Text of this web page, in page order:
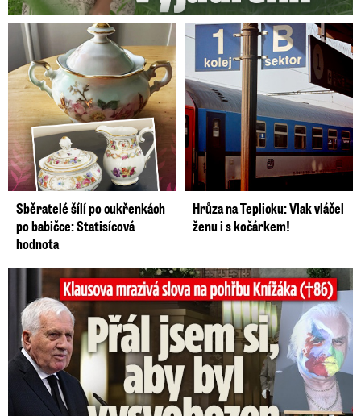
Sběratelé šílí po cukřenkách
po babičce: Statisícová
hodnota
Hrůza na Teplicku: Vlak vláčel
ženu i s kočárkem!
Klausova mrazivá slova na pohřbu Knížáka: Přál jsem si...